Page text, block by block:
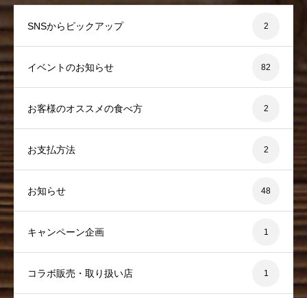
SNSからピックアップ 2
イベントのお知らせ 82
お客様のオススメの食べ方 2
お支払方法 2
お知らせ 48
キャンペーン企画 1
コラボ販売・取り扱い店 1